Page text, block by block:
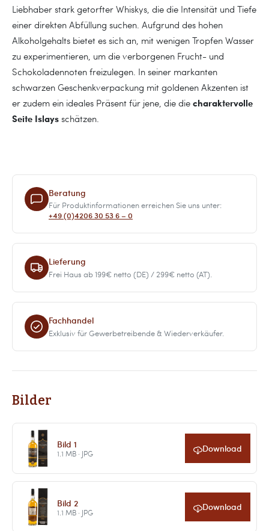
Liebhaber stark getorfter Whiskys, die die Intensität und Tiefe
einer direkten Abfüllung suchen. Aufgrund des hohen
Alkoholgehalts bietet es sich an, mit wenigen Tropfen Wasser
zu experimentieren, um die verborgenen Frucht- und
Schokoladennoten freizulegen. In seiner markanten
schwarzen Geschenkverpackung mit goldenen Akzenten ist
er zudem ein ideales Präsent für jene, die die charaktervolle
Seite Islays schätzen.
Beratung
Für Produktinformationen erreichen Sie uns unter:
+49 (0)4206 30 53 6 – 0
Lieferung
Frei Haus ab 199€ netto (DE) / 299€ netto (AT).
Fachhandel
Exklusiv für Gewerbetreibende & Wiederverkäufer.
Bilder
Bild 1
1.1 MB · JPG Download
Bild 2
1.1 MB · JPG Download